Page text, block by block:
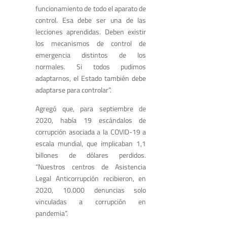
funcionamiento de todo el aparato de
control. Esa debe ser una de las
lecciones aprendidas. Deben existir
los mecanismos de control de
emergencia distintos de los
normales. Si todos pudimos
adaptarnos, el Estado también debe
adaptarse para controlar”.
Agregó que, para septiembre de
2020, había 19 escándalos de
corrupción asociada a la COVID-19 a
escala mundial, que implicaban 1,1
billones de dólares perdidos.
“Nuestros centros de Asistencia
Legal Anticorrupción recibieron, en
2020, 10.000 denuncias solo
vinculadas a corrupción en
pandemia”.